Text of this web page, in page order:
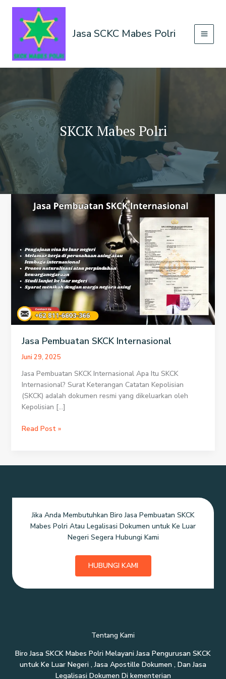
Lewati
Jasa SCKC Mabes Polri
SKCK Mabes Polri
Jasa Pembuatan SKCK Internasional
Juni 29, 2025
Jasa Pembuatan SKCK Internasional Apa Itu SKCK
Internasional? Surat Keterangan Catatan Kepolisian
(SKCK) adalah dokumen resmi yang dikeluarkan oleh
Kepolisian […]
Jasa
Read Post »
Jika Anda Membutuhkan Biro Jasa Pembuatan SKCK
Mabes Polri Atau Legalisasi Dokumen untuk Ke Luar
Negeri Segera Hubungi Kami
HUBUNGI KAMI
Tentang Kami
Biro Jasa SKCK Mabes Polri Melayani Jasa Pengurusan SKCK
untuk Ke Luar Negeri , Jasa Apostille Dokumen , Dan Jasa
Legalisasi Dokumen Di kementerian